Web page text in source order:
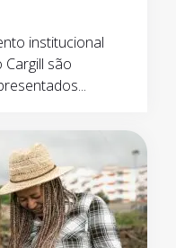
institucional
são